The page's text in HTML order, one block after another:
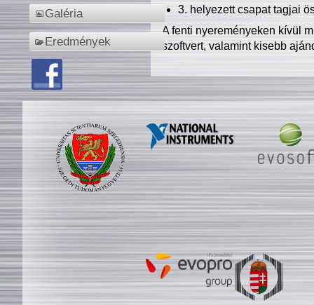
Galéria
Eredmények
3. helyezett csapat tagjai
A fenti nyereményeken kívül
szoftvert, valamint kisebb